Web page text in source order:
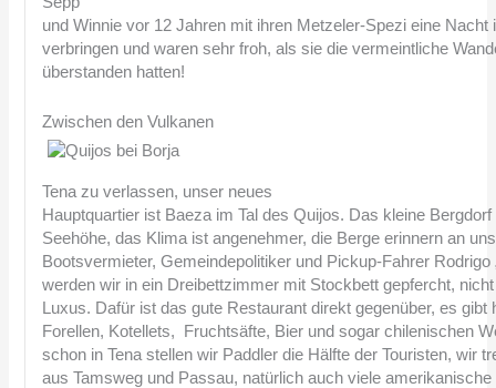
und Winnie vor 12 Jahren mit ihren Metzeler-Spezi eine Nacht
verbringen und waren sehr froh, als sie die vermeintliche
überstanden hatten!
Zwischen den Vulkanen
Tena zu verlassen, unser neues
Hauptquartier ist Baeza im Tal des Quijos. Das kleine
Seehöhe, das Klima ist angenehmer, die Berge erinnern an
Bootsvermieter, Gemeindepolitiker und Pickup-Fahrer Rodrigo
werden wir in ein Dreibettzimmer mit Stockbett gepfercht,
Luxus. Dafür ist das gute Restaurant direkt gegenüber, es gibt
Forellen, Kotellets, Fruchtsäfte, Bier und sogar chilenischen
schon in Tena stellen wir Paddler die Hälfte der Touristen, wir
aus Tamsweg und Passau, natürlich auch viele